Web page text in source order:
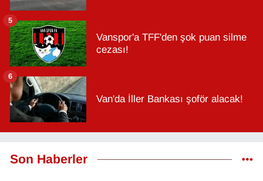
Vanspor'a TFF'den şok puan silme
cezası!
5
Van'da İller Bankası şoför alacak!
6
Son Haberler